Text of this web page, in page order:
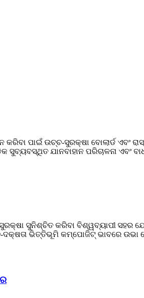
ପାଇଁ ଉଚ୍ଚ-ସୁରକ୍ଷା ବୋଲାର୍ଡ ଏବଂ
ଯାନବାହାନ ପରିଚାଳନା ଏବଂ
ସୁନିଶ୍ଚିତ କରିବା ବିଶ୍ୱବ୍ୟାପୀ ସହର
ଦକ୍ଷତା ଭିତ୍ତିଭୂମି କମ୍ପୋଜିଟ୍ ଭାବରେ ଉଭା